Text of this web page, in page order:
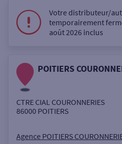
Autour
Ville / Code postal
Rue
Votre distributeur/
temporairement
août 2026 inclus
POITIERS
CTRE CIAL COURONNERIES
86000 POITIERS
Agence POITIERS